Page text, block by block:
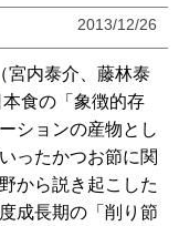
2013/12/26
（宮内泰介、藤林泰
食の「象徴的存
ションの産物とし
ったかつお節に関
から説き起こした
成長期の「削り節